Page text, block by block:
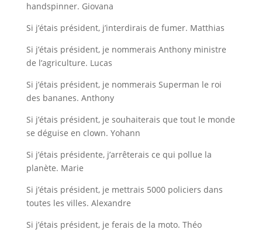
handspinner. Giovana
Si j’étais président, j’interdirais de fumer. Matthias
Si j’étais président, je nommerais Anthony ministre
de l’agriculture. Lucas
Si j’étais président, je nommerais Superman le roi
des bananes. Anthony
Si j’étais président, je souhaiterais que tout le monde
se déguise en clown. Yohann
Si j’étais présidente, j’arrêterais ce qui pollue la
planète. Marie
Si j’étais président, je mettrais 5000 policiers dans
toutes les villes. Alexandre
Si j’étais président, je ferais de la moto. Théo